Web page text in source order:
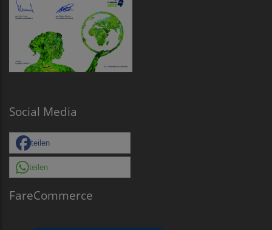
Social Media
teilen
teilen
FareCommerce